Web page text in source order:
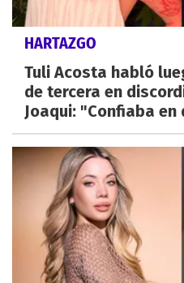
HARTAZGO
Tuli Acosta habló
de tercera en
Joaqui: "Confiaba en